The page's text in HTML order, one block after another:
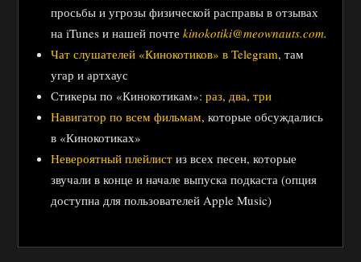
просьбы и угрозы физической расправы в отзывах
на iTunes и нашей почте kinokotiki@meownauts.com.
Чат слушателей «Кинокотиков» в Telegram, там
угар и артхаус
Стикеры по «Кинокотикам»: раз, два, три
Навигатор по всем фильмам, которые обсуждались
в «Кинокотиках»
Невероятный плейлист из всех песен, которые
звучали в конце и начале выпуска подкаста (опция
доступна для пользователей Apple Music)